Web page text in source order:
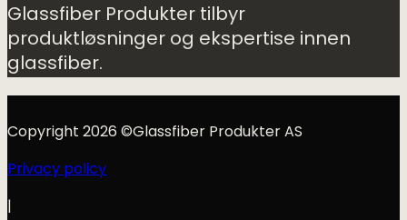
Glassfiber Produkter tilbyr
produktløsninger og ekspertise innen
glassfiber.
Copyright 2026 ©Glassfiber Produkter AS
Privacy policy
|